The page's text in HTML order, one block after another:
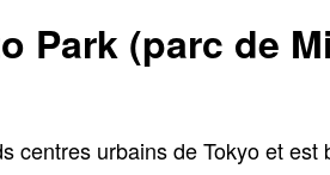
Park (parc de
centres urbains de Tokyo et